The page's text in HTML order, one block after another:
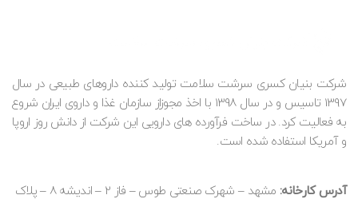
شرکت بنیان کسری سرشت سلامت تولید کننده داروهای طبیعی در سال
1397 تاسیس و در سال 1398 با اخذ مجوزاز سازمان غذا و داروی ایران شروع
به فعالیت کرد. در ساخت فرآورده های دارویی این شرکت از دانش روز اروپا
و آمریکا استفاده شده است.
آدرس کارخانه:
مشهد – شهرک صنعتی طوس – فاز 2 – اندیشه 8 – پلاک